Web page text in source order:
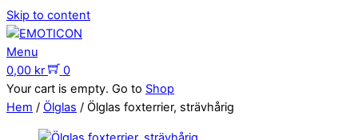
Skip to content
Menu
0,00 kr
0
Your cart is empty. Go to Shop
Hem / Ölglas / Ölglas foxterrier, strävhårig